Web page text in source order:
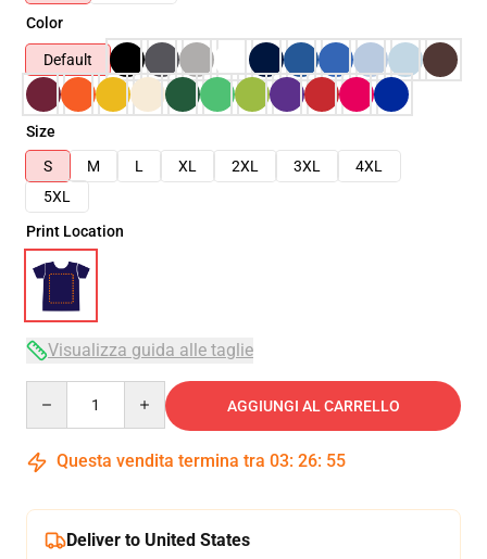
Color
Default
Size
S
M L XL 2XL 3XL
4XL
5XL
Print Location
Visualizza guida alle taglie
AGGIUNGI AL CARRELLO
Questa vendita termina tra 03: 26: 54
Deliver to United States